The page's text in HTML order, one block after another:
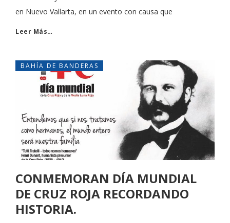
en Nuevo Vallarta, en un evento con causa que
Leer Más…
BAHÍA DE BANDERAS
CONMEMORAN DÍA MUNDIAL
DE CRUZ ROJA RECORDANDO
HISTORIA.